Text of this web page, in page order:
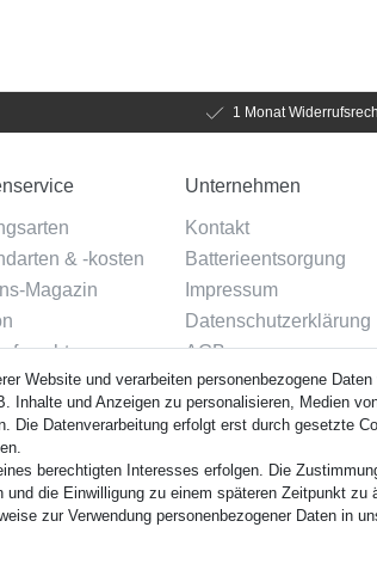
1 Monat
& -kosten
Magazin
widerrufen
Unternehmen
Kontakt
Batterieentsorgung
Impressum
Datenschutzerklärung
AGB
Über uns
Versand
Website und verarbeiten personenbezogene Daten
und Anzeigen zu personalisieren, Medien
Die Datenverarbeitung erfolgt erst durch gesetzte
berechtigten Interesses erfolgen. Die
die Einwilligung zu einem späteren Zeitpunkt zu
zur Verwendung personenbezogener Daten in